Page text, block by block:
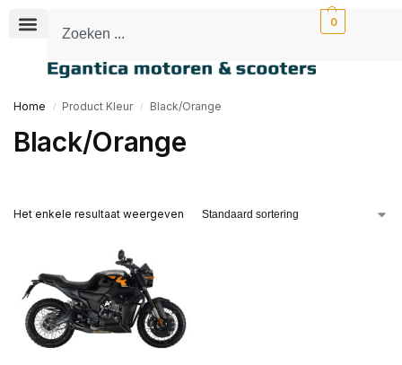
0
Home / Product Kleur / Black/Orange
Black/Orange
Het enkele resultaat weergeven